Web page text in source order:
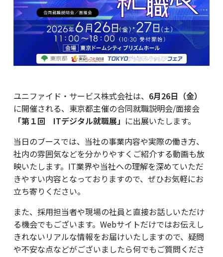
ユニファイド・サービス株式会社は、 6月26日（金）
に開催される、東京都主催の合同就職説明会/面接会
「第１回 ITデジタル就職展」 に出展いたします。
当日のブースでは、当社の事業内容や実際の働き方、
社内の雰囲気などを分かりやすくご紹介する動画も放
映いたします。IT業界や当社への理解を深めていただ
きやすい内容となっておりますので、ぜひお気軽にお
立ち寄りください。
また、採用担当者や現場の社員と直接お話しいただけ
る機会でもございます。Webサイトだけではお伝えし
きれないリアルな情報をお届けいたしますので、疑問
や不安な点などがございましたら何でもご質問くださ